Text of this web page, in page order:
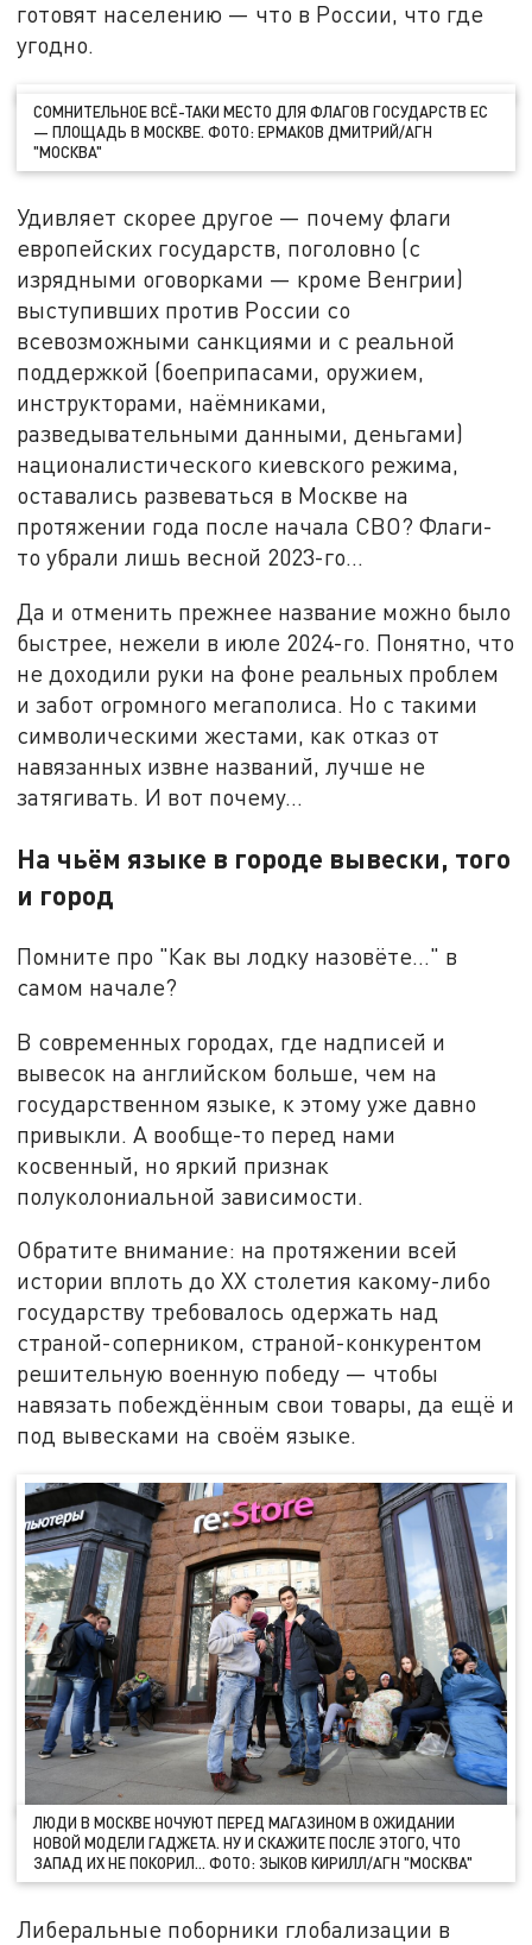
готовят населению — что в России, что где
угодно.
СОМНИТЕЛЬНОЕ ВСЁ-ТАКИ МЕСТО ДЛЯ ФЛАГОВ ГОСУДАРСТВ ЕС
— ПЛОЩАДЬ В МОСКВЕ. ФОТО: ЕРМАКОВ ДМИТРИЙ/АГН
"МОСКВА"
Удивляет скорее другое — почему флаги
европейских государств, поголовно (с
изрядными оговорками — кроме Венгрии)
выступивших против России со
всевозможными санкциями и с реальной
поддержкой (боеприпасами, оружием,
инструкторами, наёмниками,
разведывательными данными, деньгами)
националистического киевского режима,
оставались развеваться в Москве на
протяжении года после начала СВО? Флаги-
то убрали лишь весной 2023-го…
Да и отменить прежнее название можно было
быстрее, нежели в июле 2024-го. Понятно, что
не доходили руки на фоне реальных проблем
и забот огромного мегаполиса. Но с такими
символическими жестами, как отказ от
навязанных извне названий, лучше не
затягивать. И вот почему…
На чьём языке в городе вывески, того
и город
Помните про "Как вы лодку назовёте…" в
самом начале?
В современных городах, где надписей и
вывесок на английском больше, чем на
государственном языке, к этому уже давно
привыкли. А вообще-то перед нами
косвенный, но яркий признак
полуколониальной зависимости.
Обратите внимание: на протяжении всей
истории вплоть до XX столетия какому-либо
государству требовалось одержать над
страной-соперником, страной-конкурентом
решительную военную победу — чтобы
навязать побеждённым свои товары, да ещё и
под вывесками на своём языке.
ЛЮДИ В МОСКВЕ НОЧУЮТ ПЕРЕД МАГАЗИНОМ В ОЖИДАНИИ
НОВОЙ МОДЕЛИ ГАДЖЕТА. НУ И СКАЖИТЕ ПОСЛЕ ЭТОГО, ЧТО
ЗАПАД ИХ НЕ ПОКОРИЛ… ФОТО: ЗЫКОВ КИРИЛЛ/АГН "МОСКВА"
Либеральные поборники глобализации в